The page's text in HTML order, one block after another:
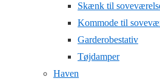
Skænk til
Kommode til
Garderobestativ
Tøjdamper
Haven